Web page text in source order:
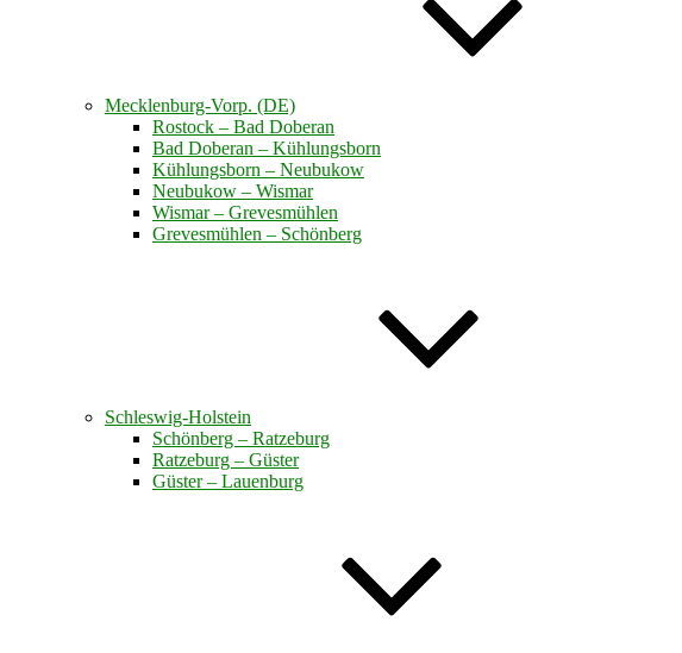
Mecklenburg-Vorp. (DE)
Rostock – Bad Doberan
Bad Doberan – Kühlungsborn
Kühlungsborn – Neubukow
Neubukow – Wismar
Wismar – Grevesmühlen
Grevesmühlen – Schönberg
Schleswig-Holstein
Schönberg – Ratzeburg
Ratzeburg – Güster
Güster – Lauenburg